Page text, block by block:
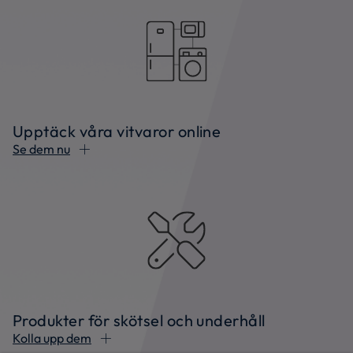
Upptäck våra vitvaror online
Se dem nu
Produkter för skötsel och underhåll
Kolla upp dem